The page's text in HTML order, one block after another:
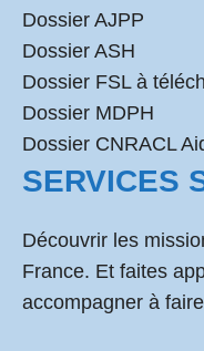
Dossier AJPP
Dossier ASH
Dossier FSL à
Dossier MDPH
Dossier CNRACL
SERVICES
Découvrir les
France. Et faites
accompagner à